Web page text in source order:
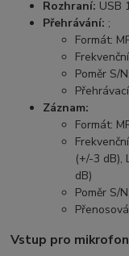
Rozhraní: USB
Přehrávání: ;
Formát:
Poměr S/
Záznam:
Formát:
(+/-3 dB),
dB)
Poměr S/
Vstup pro mikrofon